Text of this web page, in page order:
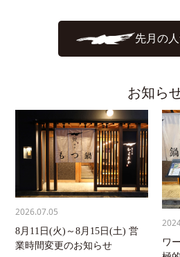
先月の
お知ら
2026.07.05
8月11日(火)～8月15日(土) 営
業時間変更のお知らせ
ワ